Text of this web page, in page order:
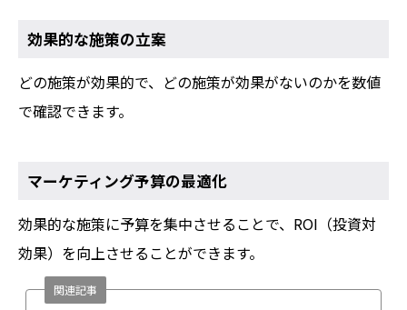
効果的な施策の立案
どの施策が効果的で、どの施策が効果がないのかを数値
で確認できます。
マーケティング予算の最適化
効果的な施策に予算を集中させることで、ROI（投資対
効果）を向上させることができます。
関連記事